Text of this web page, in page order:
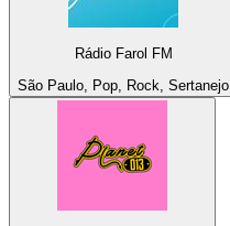
Rádio Farol FM
São Paulo, Pop, Rock, Sertanejo